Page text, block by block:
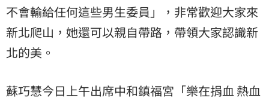
不會輸給任何這些男生委員」，非常歡迎大家來
新北爬山，她還可以親自帶路，帶領大家認識新
北的美。
蘇巧慧今日上午出席中和鎮福宮「樂在捐血 熱血